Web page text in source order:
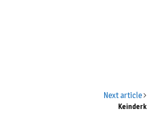
Next article
Keinderk